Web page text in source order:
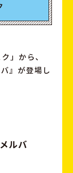
」から、
』が登場し
ルバ